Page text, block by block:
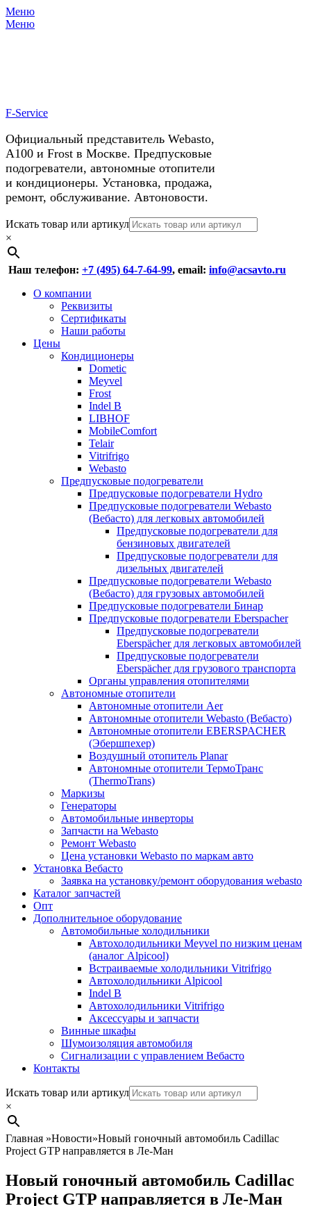
Меню
Меню
F-Service
Официальный представитель Webasto,
А100 и Frost в Москве. Предпусковые
подогреватели, автономные отопители
и кондиционеры. Установка, продажа,
ремонт, обслуживание. Автоновости.
Header
Right
Menu
Перейти
к
содержимому
Искать товар или артикул
×
Наш телефон: +7 (495) 64-7-64-99, email: info@acsavto.ru
Основное
Перейти
содержимому
О компании
Реквизиты
Сертификаты
Наши работы
Цены
Кондиционеры
Dometic
Meyvel
Frost
Indel B
LIBHOF
MobileComfort
Telair
Vitrifrigo
Webasto
Предпусковые подогреватели
Предпусковые подогреватели Hydro
Предпусковые подогреватели Webasto
(Вебасто) для легковых автомобилей
Предпусковые подогреватели для
бензиновых двигателей
Предпусковые подогреватели для
дизельных двигателей
Предпусковые подогреватели Webasto
(Вебасто) для грузовых автомобилей
Предпусковые подогреватели Бинар
Предпусковые подогреватели Eberspacher
Предпусковые подогреватели
Eberspächer для легковых автомобилей
Предпусковые подогреватели
Eberspächer для грузового транспорта
Органы управления отопителями
Автономные отопители
Автономные отопители Аer
Автономные отопители Webasto (Вебасто)
Автономные отопители EBERSPACHER
(Эбершпехер)
Воздушный отопитель Planar
Автономные отопители ТермоТранс
(ThermoTrans)
Маркизы
Генераторы
Автомобильные инверторы
Запчасти на Webasto
Ремонт Webasto
Цена установки Webasto по маркам авто
Установка Вебасто
Заявка на установку/ремонт оборудования webasto
Каталог запчастей
Опт
Дополнительное оборудование
Автомобильные холодильники
Автохолодильники Meyvel по низким ценам
(аналог Alpicool)
Встраиваемые холодильники Vitrifrigo
Автохолодильники Alpicool
Indel B
Автохолодильники Vitrifrigo
Аксессуары и запчасти
Винные шкафы
Шумоизоляция автомобиля
Сигнализации с управлением Вебасто
Контакты
Search
Искать товар или артикул
×
Главная »Новости»Новый гоночный автомобиль Cadillac
Project GTP направляется в Ле-Ман
Новый гоночный автомобиль Cadillac
Project GTP направляется в Ле-Ман
У нас космические скидки на